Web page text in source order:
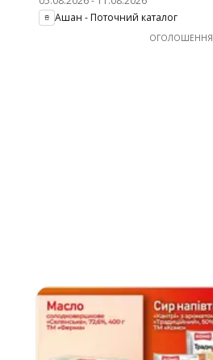
Ашан - Поточний каталог
ОГОЛОШЕННЯ